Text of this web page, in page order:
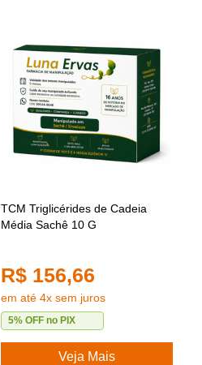
TCM Triglicérides de Cadeia
Média Sachê 10 G
R$ 156,66
em até 4x sem juros
5% OFF no PIX
Veja Mais